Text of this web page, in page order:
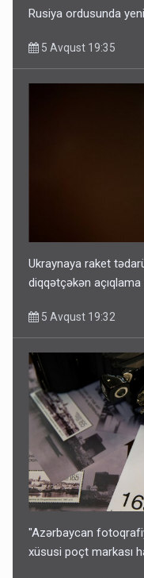
Rusiya ordusunda yeni
5 Avqust 19:35
Ukraynaya raket
diqqətçəkən açıqlama
5 Avqust 19:32
"Azərbaycan
xüsusi poçt markası